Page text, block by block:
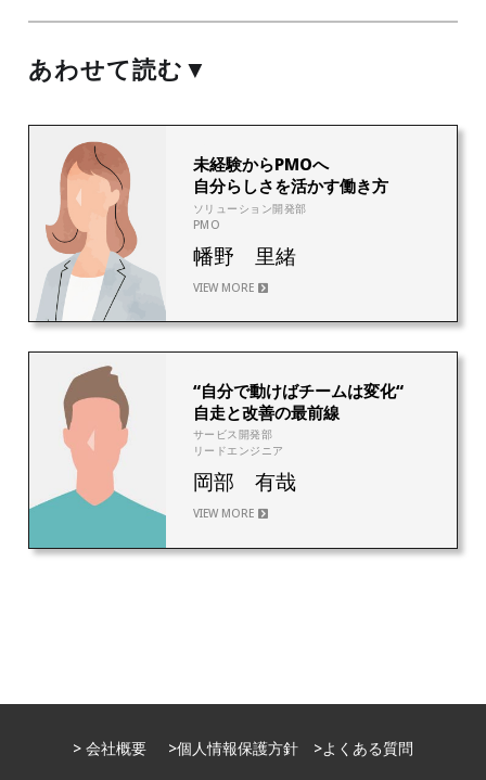
あわせて読む▼
未経験からPMOへ
自分らしさを活かす働き方
ソリューション開発部
PMO
幡野 里緒
VIEW MORE
“自分で動けばチームは変化“
自走と改善の最前線
サービス開発部
リードエンジニア
岡部 有哉
VIEW MORE
> 会社概要 >個人情報保護方針 >よくある質問